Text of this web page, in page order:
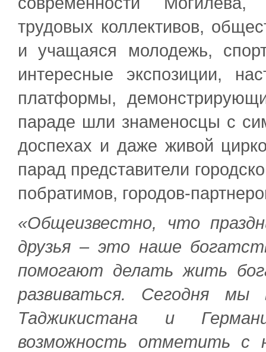
трудовых коллективов,
и учащаяся молодежь,
интересные экспозиции,
платформы,
параде шли знаменосцы с
доспехах и даже живой
парад представители
побратимов, городов-
«Общеизвестно, что
друзья – это наше
помогают делать жить
развиваться. Сегодня мы
Таджикистана и
возможность отметить с